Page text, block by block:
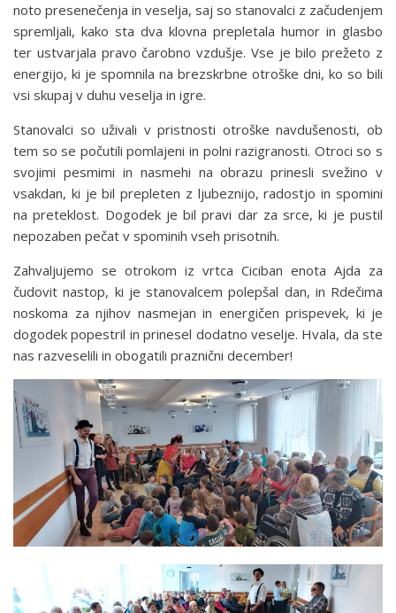
noto presenečenja in veselja, saj so stanovalci z začudenjem
spremljali, kako sta dva klovna prepletala humor in glasbo
ter ustvarjala pravo čarobno vzdušje. Vse je bilo prežeto z
energijo, ki je spomnila na brezskrbne otroške dni, ko so bili
vsi skupaj v duhu veselja in igre.
Stanovalci so uživali v pristnosti otroške navdušenosti, ob
tem so se počutili pomlajeni in polni razigranosti. Otroci so s
svojimi pesmimi in nasmehi na obrazu prinesli svežino v
vsakdan, ki je bil prepleten z ljubeznijo, radostjo in spomini
na preteklost. Dogodek je bil pravi dar za srce, ki je pustil
nepozaben pečat v spominih vseh prisotnih.
Zahvaljujemo se otrokom iz vrtca Ciciban enota Ajda za
čudovit nastop, ki je stanovalcem polepšal dan, in Rdečima
noskoma za njihov nasmejan in energičen prispevek, ki je
dogodek popestril in prinesel dodatno veselje. Hvala, da ste
nas razveselili in obogatili praznični december!